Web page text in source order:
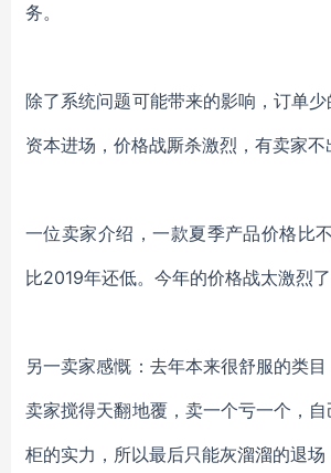
务。
除了系统问题可能带来的影响，订单少
资本进场，价格战厮杀激烈 ， 有卖家不
一位卖家介绍，一款夏季产品价格比
比2019年还低。今年的价格战太激烈了
另一卖家感慨：去年本来很舒服的类
卖家搅得天翻地覆，卖一个亏一个，
柜的实力，所以最后只能灰溜溜的退场